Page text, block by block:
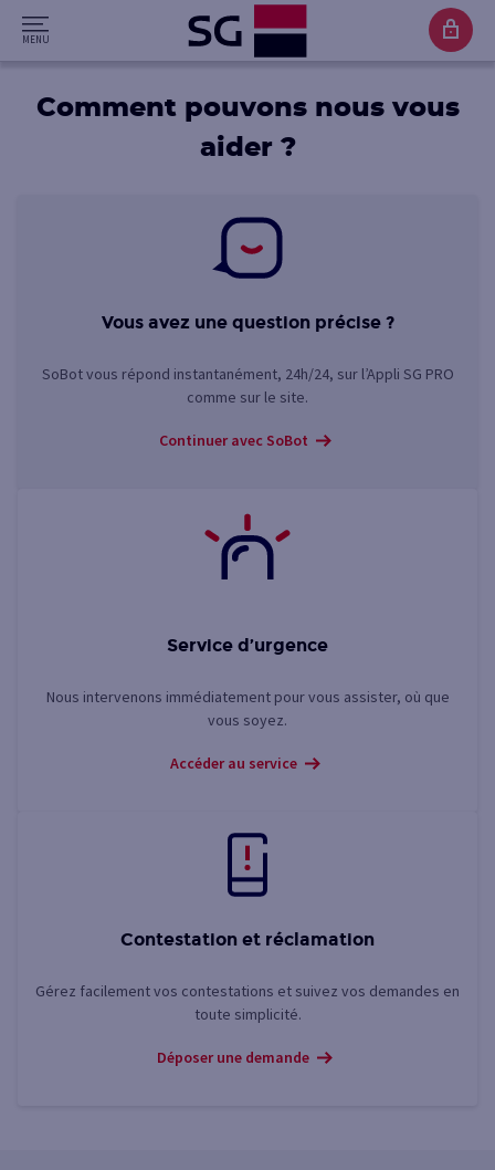
Comment pouvons nous vous
aider ?
Vous avez une question précise ?
SoBot vous répond instantanément, 24h/24, sur l’Appli SG PRO
comme sur le site.
Continuer avec SoBot
Service d’urgence
Nous intervenons immédiatement pour vous assister, où que
vous soyez.
Accéder au service
Contestation et réclamation
Gérez facilement vos contestations et suivez vos demandes en
toute simplicité.
Déposer une demande